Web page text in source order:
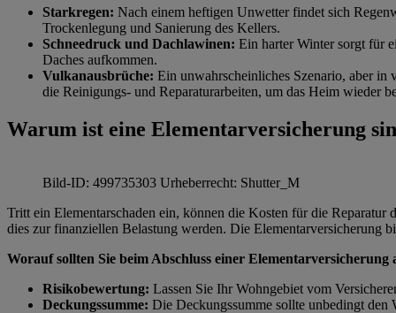
Starkregen: Nach einem heftigen Unwetter findet sich
Trockenlegung und Sanierung des Kellers.
Schneedruck und Dachlawinen: Ein harter Winter sorgt für
Daches aufkommen.
Vulkanausbrüche: Ein unwahrscheinliches Szenario, aber
die Reinigungs- und Reparaturarbeiten, um das Heim wieder
Warum ist eine Elementarversicherung
Bild-ID: 499735303 Urheberrecht: Shutter_M
Tritt ein Elementarschaden ein, können die Kosten für die Reparatur
dies zur finanziellen Belastung werden. Die Elementarversicherung
Worauf sollten Sie beim Abschluss einer Elementarversicherung
Risikobewertung: Lassen Sie Ihr Wohngebiet vom
Deckungssumme: Die Deckungssumme sollte unbedingt den